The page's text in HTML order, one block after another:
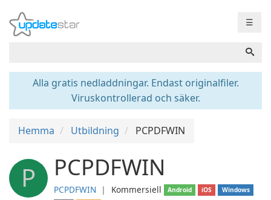
☰
Alla gratis nedladdningar. Endast originalfiler.
Viruskontrollerad och säker.
Hemma Utbildning PCPDFWIN
P PCPDFWIN
PCPDFWIN ❘ Kommersiell Android iOS
Windows